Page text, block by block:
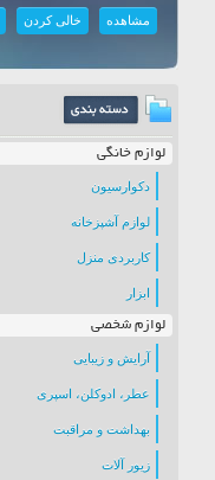
مشاهده خالی کردن
لوازم خانگی
دکوارسیون
لوازم آشپزخانه
کاربردی منزل
ابزار
لوازم شخصی
آرایش و زیبایی
عطر، ادوکلن، اسپری
بهداشت و مراقبت
زیور آلات